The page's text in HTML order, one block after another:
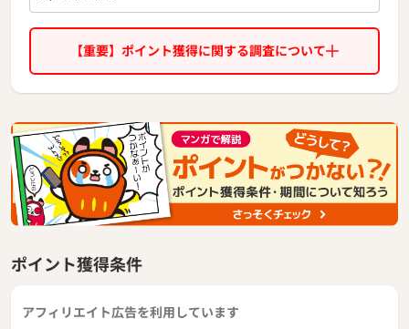
■選ばれる理由
1. 送料無料
2. 当日集荷
3. ダンボール箱無料
4. 自宅で出来る
5. 高価買取
7. 最短2日入金
8. スマイル・エコ(社会貢献)
4ステップで簡単♪『宅配買取』の流れ
【1】お申し込み・・フリーダイヤル又は、WEBからお申し
込み。
【3】渡して・・・・送料無料の宅配便が自宅に荷物を集荷
に伺います。
金。
【重要】ポイント獲得に関する調査について
ポイント獲得条件
アフィリエイト広告を利用しています